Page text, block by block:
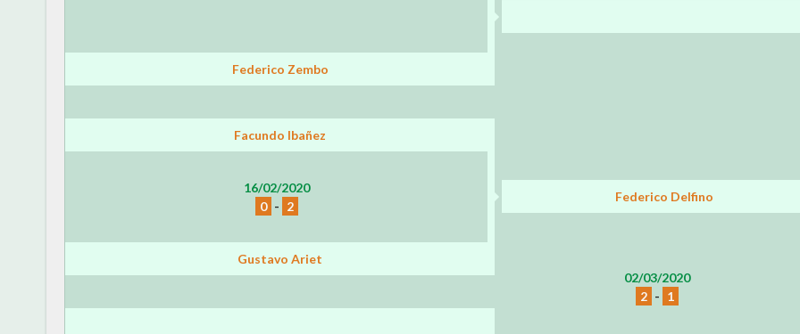
Federico Zembo
Facundo Ibañez
16/02/2020
0 - 2
Federico Delfino
02/03/2020
2 - 1
Gustavo Ariet